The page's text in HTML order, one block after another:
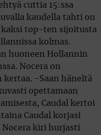
cuttia 15:ssa
kaudella tahti on
top-ten sijoitusta
kolmas.
huoneen Hollannin
Nocera on
-Saan häneltä
opettamaan
Caudal kertoi
Caudal korjasi
kiri hurjasti